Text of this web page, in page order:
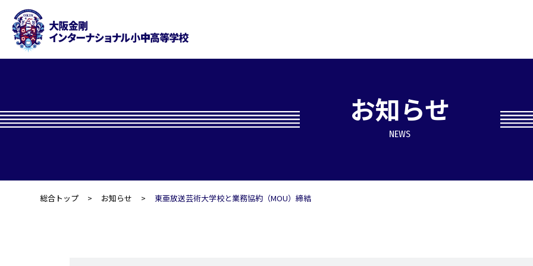
お知らせ
NEWS
総合トップ お知らせ 東亜放送芸術大学校と業務協約（MOU）締結